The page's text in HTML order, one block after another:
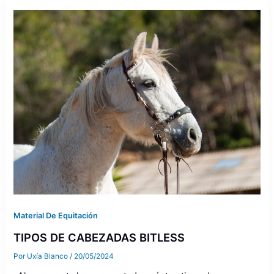
Material De Equitación
TIPOS DE CABEZADAS BITLESS
Por Uxía Blanco / 20/05/2024